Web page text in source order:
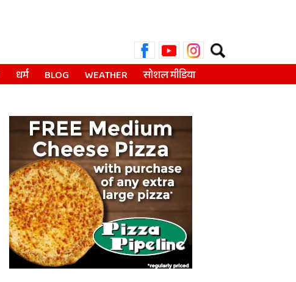
Search
for:
धर्म BLOG WEATHER सोशल मीडिया